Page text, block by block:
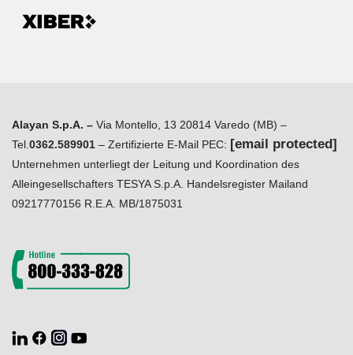
Alayan S.p.A. – Via Montello, 13 20814 Varedo (MB) –
Tel. 0362.589901 – Zertifizierte E-Mail PEC: [email protected]
Unternehmen unterliegt der Leitung und Koordination des
Alleingesellschafters TESYA S.p.A. Handelsregister Mailand
09217770156 R.E.A. MB/1875031